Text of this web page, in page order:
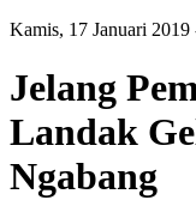
Kamis, 17 Januari
Jelang
Landak
Ngabang